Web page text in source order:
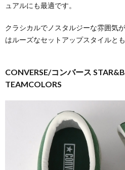
ュアルにも最適です。
クラシカルでノスタルジーな雰囲気
はルーズなセットアップスタイルとも
CONVERSE/コンバース
TEAMCOLORS